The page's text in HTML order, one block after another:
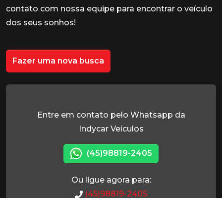
contato com nossa equipe para encontrar o veículo
dos seus sonhos!
Fazer uma nova busca
Entre em contato pelo Whatsapp da
Indycar Veículos
(45)98819-2405
Ou ligue agora para:
(45)98819-2405